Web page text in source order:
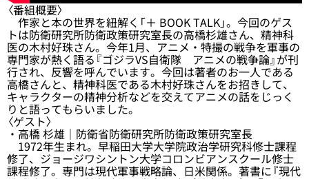
〈番組概要〉
作家と本の世界を紐解く「＋ BOOK TALK」。今回のゲス
トは防衛研究所防衛政策研究室長の高橋杉雄さん、精神科
医の木村好珠さん。今年1月、アニメ・特撮の戦争を軍事の
専門家が熱く語る『ゴジラVS自衛隊 アニメの戦争論』が刊
行され、反響を呼んでいます。今回は著者のお一人である
高橋さんと、精神科医である木村好珠さんをお招きして、
キャラクターの精神分析などを交えてアニメの話をじっく
りと語ってもらいました。
〈ゲスト〉
・高橋 杉雄｜防衛省防衛研究所防衛政策研究室長
1972年生まれ。早稲田大学大学院政治学研究科修士課程
修了、ジョージワシントン大学コロンビアンスクール修士
課程修了。専門は現代軍事戦略論、日米関係。著書に『現代